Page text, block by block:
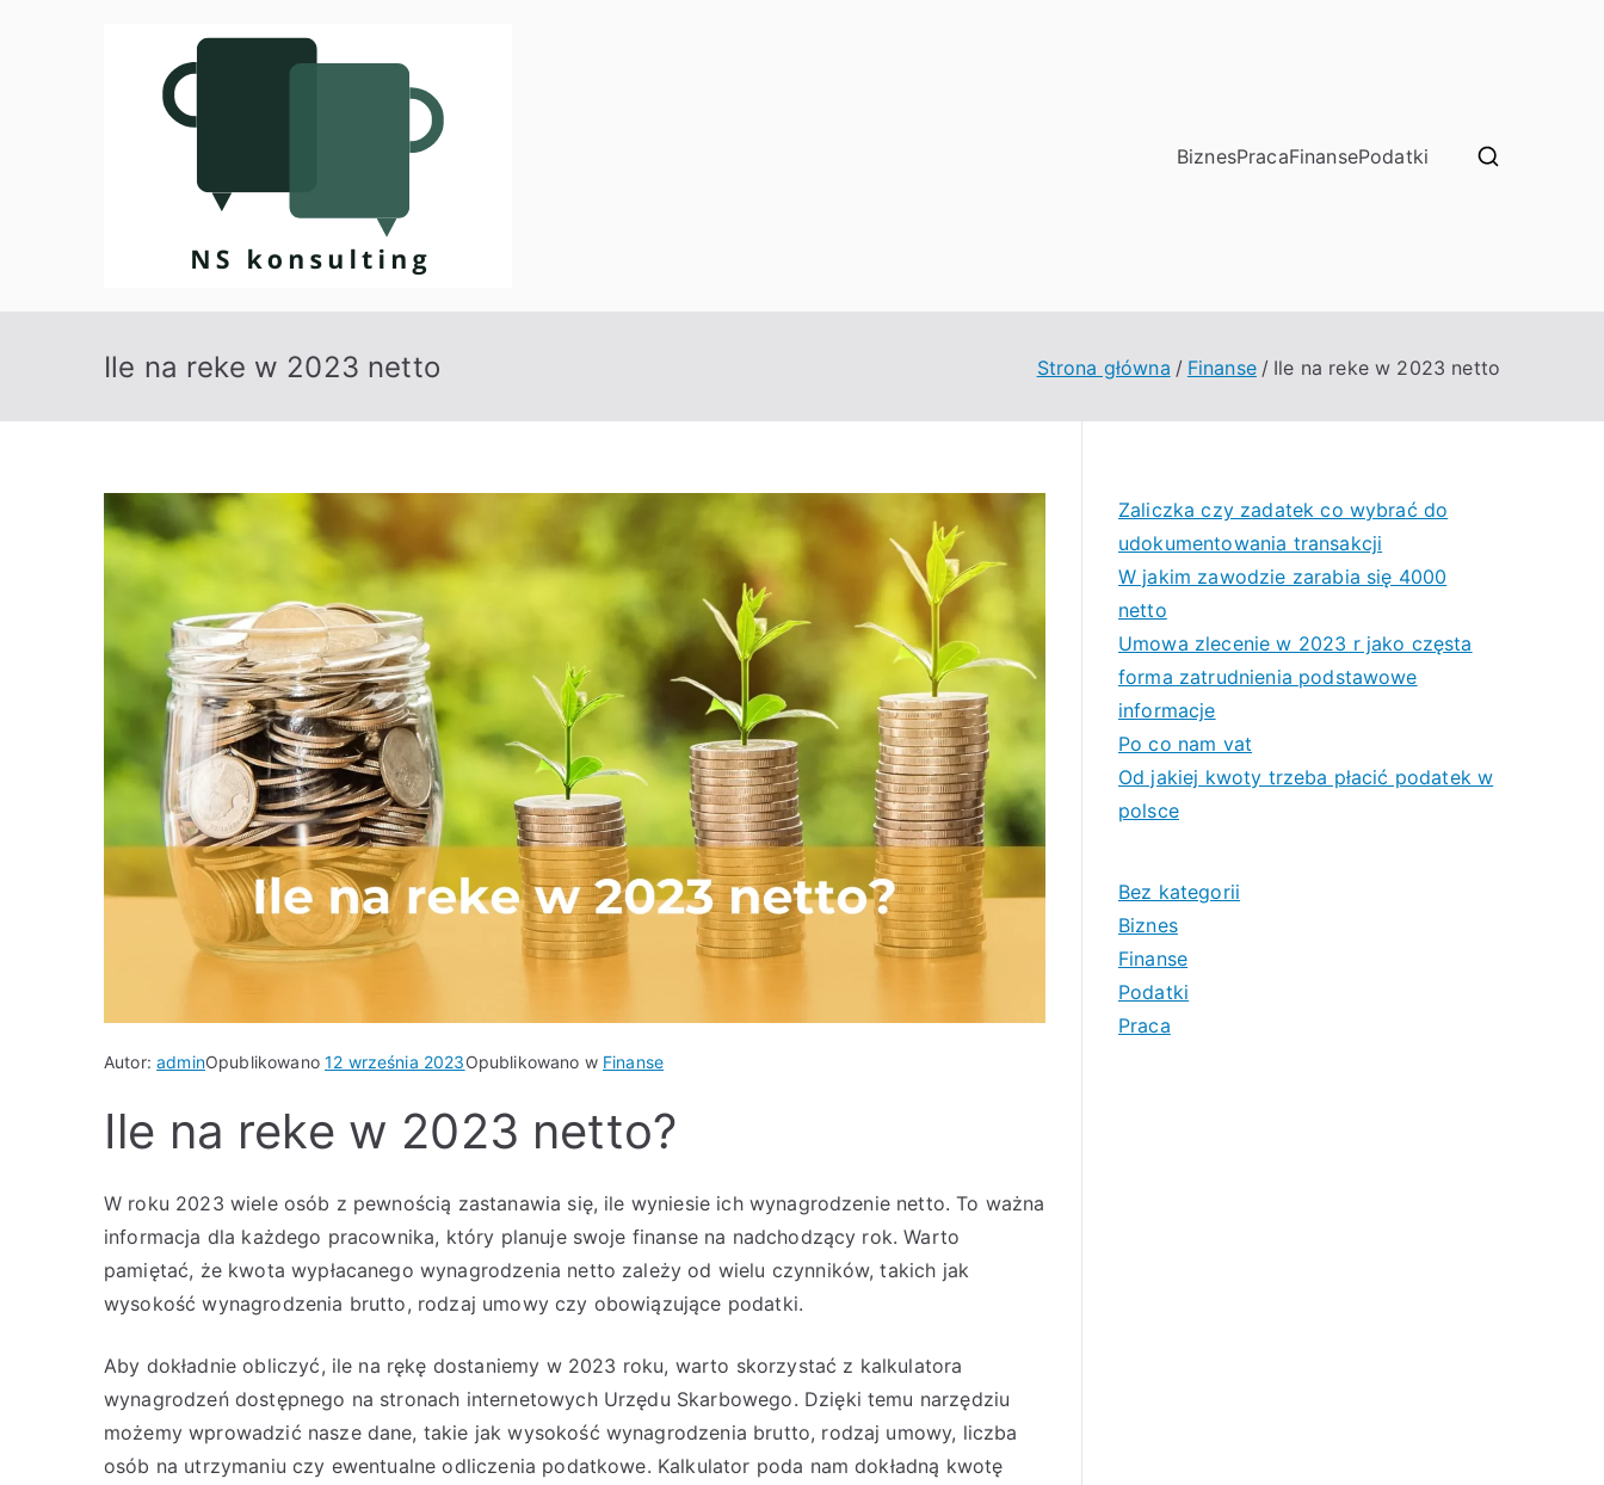
BiznesPracaFinansePodatki
Ile na reke w 2023 netto Strona główna Finanse Ile na reke w 2023 netto
Autor:adminOpublikowano12 września 2023Opublikowano w Finanse
Ile na reke w 2023 netto?
W roku 2023 wiele osób z pewnością zastanawia się, ile wyniesie ich wynagrodzenie netto. To ważna
informacja dla każdego pracownika, który planuje swoje finanse na nadchodzący rok. Warto
pamiętać, że kwota wypłacanego wynagrodzenia netto zależy od wielu czynników, takich jak
wysokość wynagrodzenia brutto, rodzaj umowy czy obowiązujące podatki.
Aby dokładnie obliczyć, ile na rękę dostaniemy w 2023 roku, warto skorzystać z kalkulatora
wynagrodzeń dostępnego na stronach internetowych Urzędu Skarbowego. Dzięki temu narzędziu
możemy wprowadzić nasze dane, takie jak wysokość wynagrodzenia brutto, rodzaj umowy, liczba
osób na utrzymaniu czy ewentualne odliczenia podatkowe. Kalkulator poda nam dokładną kwotę
Zaliczka czy zadatek co wybrać do
udokumentowania transakcji
W jakim zawodzie zarabia się 4000
netto
Umowa zlecenie w 2023 r jako częsta
forma zatrudnienia podstawowe
informacje
Po co nam vat
Od jakiej kwoty trzeba płacić podatek w
polsce
Bez kategorii
Biznes
Finanse
Podatki
Praca